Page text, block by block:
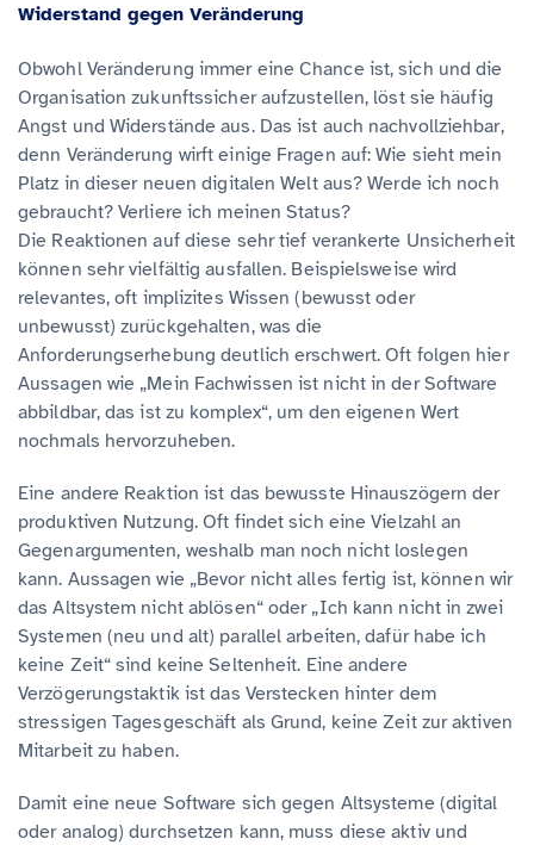
Widerstand gegen Veränderung
Obwohl Veränderung immer eine Chance ist, sich und die
Organisation zukunftssicher aufzustellen, löst sie häufig
Angst und Widerstände aus. Das ist auch nachvollziehbar,
denn Veränderung wirft einige Fragen auf: Wie sieht mein
Platz in dieser neuen digitalen Welt aus? Werde ich noch
gebraucht? Verliere ich meinen Status?
Die Reaktionen auf diese sehr tief verankerte Unsicherheit
können sehr vielfältig ausfallen. Beispielsweise wird
relevantes, oft implizites Wissen (bewusst oder
unbewusst) zurückgehalten, was die
Anforderungserhebung deutlich erschwert. Oft folgen hier
Aussagen wie „Mein Fachwissen ist nicht in der Software
abbildbar, das ist zu komplex“, um den eigenen Wert
nochmals hervorzuheben.
Eine andere Reaktion ist das bewusste Hinauszögern der
produktiven Nutzung. Oft findet sich eine Vielzahl an
Gegenargumenten, weshalb man noch nicht loslegen
kann. Aussagen wie „Bevor nicht alles fertig ist, können wir
das Altsystem nicht ablösen“ oder „Ich kann nicht in zwei
Systemen (neu und alt) parallel arbeiten, dafür habe ich
keine Zeit“ sind keine Seltenheit. Eine andere
Verzögerungstaktik ist das Verstecken hinter dem
stressigen Tagesgeschäft als Grund, keine Zeit zur aktiven
Mitarbeit zu haben.
Damit eine neue Software sich gegen Altsysteme (digital
oder analog) durchsetzen kann, muss diese aktiv und